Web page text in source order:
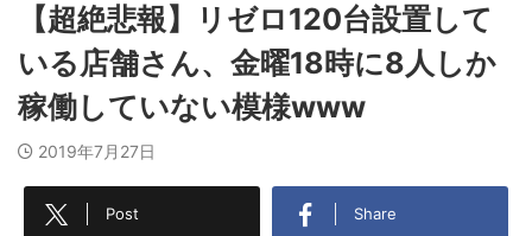
【超絶悲報】リゼロ120台設置して
いる店舗さん、金曜18時に8人しか
稼働していない模様www
2019年7月27日
Post Share